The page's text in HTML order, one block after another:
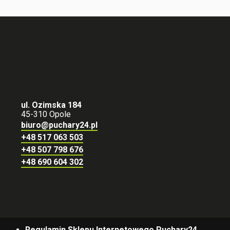
ul. Ozimska 184
45-310 Opole
biuro@puchary24.pl
+48 517 063 503
+48 507 798 676
+48 690 604 302